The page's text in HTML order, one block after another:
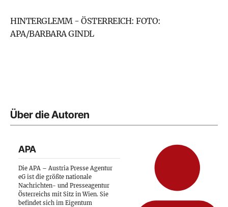
HINTERGLEMM - ÖSTERREICH: FOTO:
APA/BARBARA GINDL
Über die Autoren
APA
Die APA – Austria Presse Agentur
eG ist die größte nationale
Nachrichten- und Presseagentur
Österreichs mit Sitz in Wien. Sie
befindet sich im Eigentum